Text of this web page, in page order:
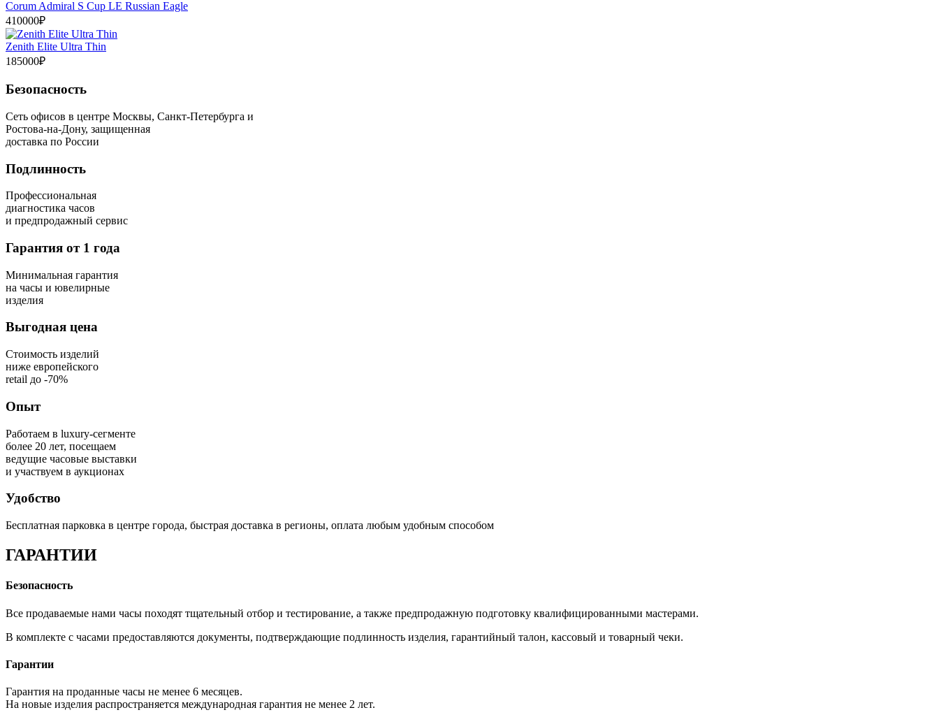
Corum Admiral S Cup LE Russian Eagle
410000₽
Zenith Elite Ultra Thin
185000₽
Безопасность
Сеть офисов в центре Москвы, Санкт-Петербурга и
Ростова-на-Дону, защищенная
доставка по России
Подлинность
Профессиональная
диагностика часов
и предпродажный сервис
Гарантия от 1 года
Минимальная гарантия
на часы и ювелирные
изделия
Выгодная цена
Стоимость изделий
ниже европейского
retail до -70%
Опыт
Работаем в luxury-сегменте
более 20 лет, посещаем
ведущие часовые выставки
и участвуем в аукционах
Удобство
Бесплатная парковка в центре города, быстрая доставка в регионы, оплата любым удобным способом
ГАРАНТИИ
Безопасность
Все продаваемые нами часы походят тщательный отбор и тестирование, а также предпродажную подготовку квалифицированными мастерами.
В комплекте с часами предоставляются документы, подтверждающие подлинность изделия, гарантийный талон, кассовый и товарный чеки.
Гарантии
Гарантия на проданные часы не менее 6 месяцев.
На новые изделия распространяется международная гарантия не менее 2 лет.